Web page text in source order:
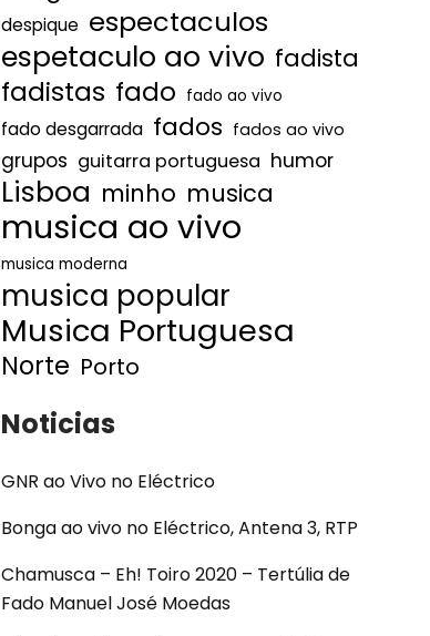
despique espectaculos
espetaculo ao vivo fadista
fadistas fado fado ao vivo
fado desgarrada fados fados ao vivo
grupos guitarra portuguesa humor
Lisboa minho musica
musica ao vivo
musica moderna
musica popular
Musica Portuguesa
Norte Porto
Noticias
GNR ao Vivo no Eléctrico
Bonga ao vivo no Eléctrico, Antena 3, RTP
Chamusca – Eh! Toiro 2020 – Tertúlia de
Fado Manuel José Moedas